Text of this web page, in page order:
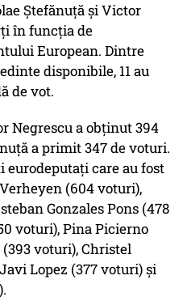
Ștefănuță și Victor
în funcția de
European. Dintre
disponibile, 11 au
de vot.
Negrescu a obținut 394
a primit 347 de voturi.
eurodeputați care au fost
(604 voturi),
Gonzales Pons (478
voturi), Pina Picierno
voturi), Christel
Lopez (377 voturi) și